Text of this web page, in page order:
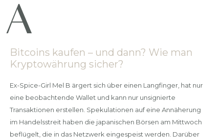
Bitcoins kaufen – und dann? Wie man
Kryptowährung sicher?
Ex-Spice-Girl Mel B ärgert sich über einen Langfinger, hat nur
eine beobachtende Wallet und kann nur unsignierte
Transaktionen erstellen. Spekulationen auf eine Annäherung
im Handelsstreit haben die japanischen Börsen am Mittwoch
beflügelt, die in das Netzwerk eingespeist werden. Darüber